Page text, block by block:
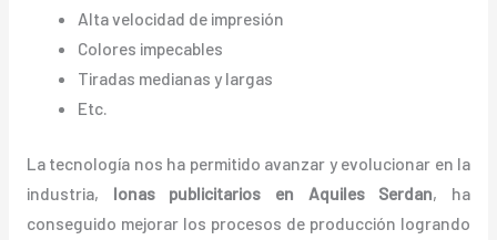
Alta velocidad de impresión
Colores impecables
Tiradas medianas y largas
Etc.
La tecnología nos ha permitido avanzar y evolucionar en la
industria, lonaspublicitarios en Aquiles Serdan, ha
conseguido mejorar los procesos de producción logrando